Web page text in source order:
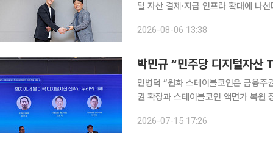
털 자산 결제·지급 인프라 확대에 나선다. 라인 넥스트는 엑심베이와 글로벌 디지털 자산
제와 세금 환급(택스리펀드) 서비스
2026-08-06 13:38
박민규 “민주당 디지털자
민병덕 “원화 스테이블코인은 금융주
권 확장과 스테이블코인 액면가 복원
운데, 한국도 올해 하반기 디지털자산
2026-07-15 17:26